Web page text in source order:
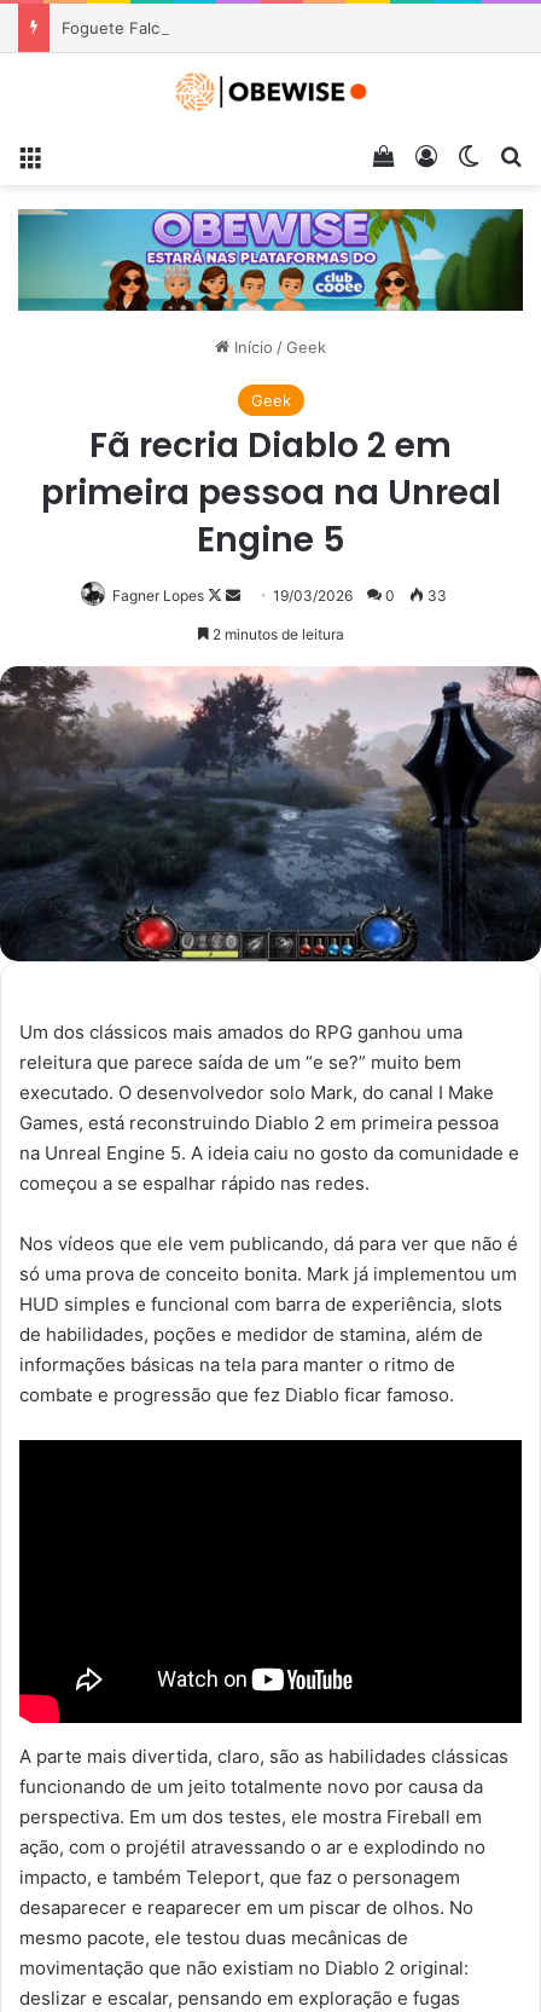
Entrar
Veja seu
Início /Geek
Geek
Fã recria Diablo 2 em
primeira pessoa na Unreal
Engine 5
Fagner Lopes
Follow
Mande
mail
19/03/2026 0 33
2 minutos de leitura
Um dos clássicos mais amados do RPG ganhou uma
releitura que parece saída de um “e se?” muito bem
executado. O desenvolvedor solo Mark, do canal I Make
Games, está reconstruindo Diablo 2 em primeira pessoa
na Unreal Engine 5. A ideia caiu no gosto da comunidade e
começou a se espalhar rápido nas redes.
Nos vídeos que ele vem publicando, dá para ver que não é
só uma prova de conceito bonita. Mark já implementou um
HUD simples e funcional com barra de experiência, slots
de habilidades, poções e medidor de stamina, além de
informações básicas na tela para manter o ritmo de
combate e progressão que fez Diablo ficar famoso.
A parte mais divertida, claro, são as habilidades clássicas
funcionando de um jeito totalmente novo por causa da
perspectiva. Em um dos testes, ele mostra Fireball em
ação, com o projétil atravessando o ar e explodindo no
impacto, e também Teleport, que faz o personagem
desaparecer e reaparecer em um piscar de olhos. No
mesmo pacote, ele testou duas mecânicas de
movimentação que não existiam no Diablo 2 original:
deslizar e escalar, pensando em exploração e fugas